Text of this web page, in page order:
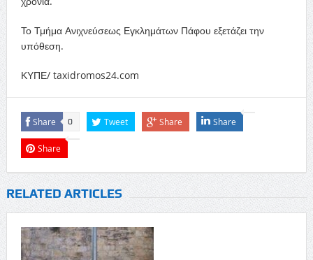
Το Τμήμα Ανιχνεύσεως Εγκλημάτων Πάφου εξετάζει την
υπόθεση.
ΚΥΠΕ/ taxidromos24.com
Share 0 Tweet Share Share
Share
RELATED ARTICLES